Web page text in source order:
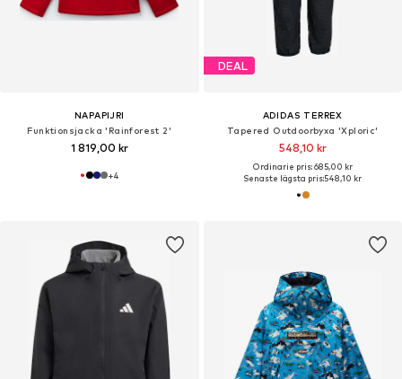
NAPAPIJRI
Funktionsjacka 'Rainforest 2'
1 819,00 kr
+4
DEAL
ADIDAS TERREX
Tapered Outdoorbyxa 'Xploric'
548,10 kr
Ordinarie pris: 685,00 kr
Senaste lägsta pris:548,10 kr